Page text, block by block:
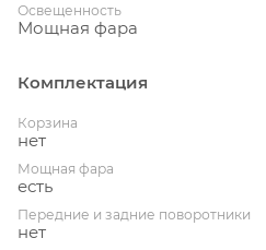
Освещенность
Мощная фара
Комплектация
Корзина
нет
Мощная фара
есть
Передние и задние поворотники
нет